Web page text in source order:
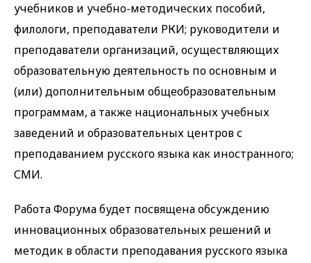
учебников и учебно-методических пособий,
филологи, преподаватели РКИ; руководители и
преподаватели организаций, осуществляющих
образовательную деятельность по основным и
(или) дополнительным общеобразовательным
программам, а также национальных учебных
заведений и образовательных центров с
преподаванием русского языка как иностранного;
СМИ.
Работа Форума будет посвящена обсуждению
инновационных образовательных решений и
методик в области преподавания русского языка